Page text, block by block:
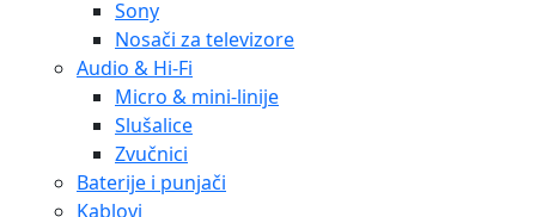
Sony
Nosači za televizore
Audio & Hi-Fi
Micro & mini-linije
Slušalice
Zvučnici
Baterije i punjači
Kablovi